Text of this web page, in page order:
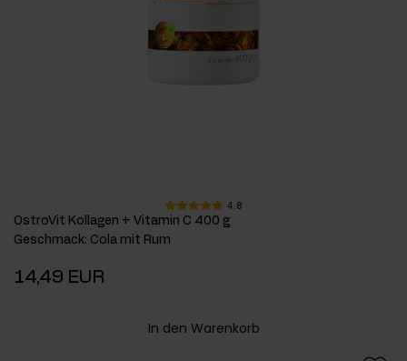
4.8
OstroVit Kollagen + Vitamin C 400 g
Geschmack: Cola mit Rum
14,49 EUR
In den Warenkorb